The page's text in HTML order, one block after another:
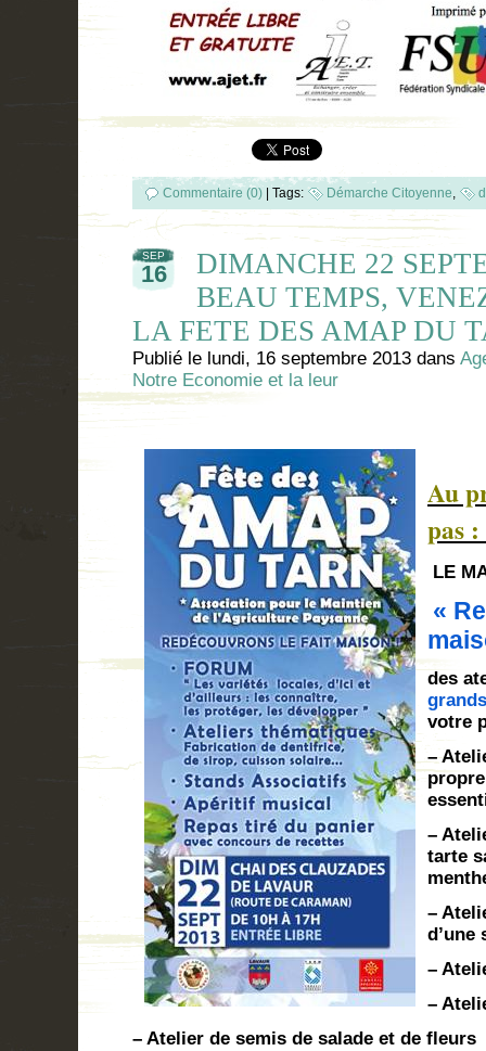
Commentaire (0) | Tags: Démarche Citoyenne
SEP
16
DIMANCHE 22
BEAU TEMPS,
LA FETE DES AMAP DU
Publié le lundi, 16 septembre 2013 dans
Notre Economie et la leur
Au
pas
LE
«
des
grands
votre
–
–
tarte s
–
d’une
–
–
– Atelier de semis de salade et de fleurs